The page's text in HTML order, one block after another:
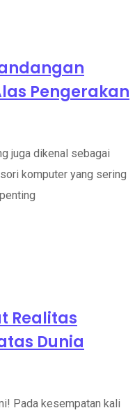
Pengerakan
juga dikenal sebagai
komputer yang sering
Realitas
Dunia
Pada kesempatan kali